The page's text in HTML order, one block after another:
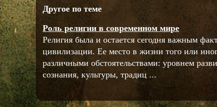
Другое по теме
Роль религии в современном мире
Религия была и остается сегодня важным
цивилизации. Ее место в жизни того или
различными обстоятельствами: уровнем
сознания, культуры, традиц ...